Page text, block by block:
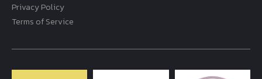
Privacy Policy
Terms of Service